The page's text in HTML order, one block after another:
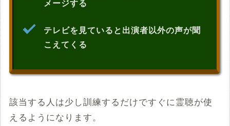
メージする
テレビを見ていると出演者以外の声が聞
こえてくる
該当する人は少し訓練するだけですぐに霊聴が使
えるようになります。